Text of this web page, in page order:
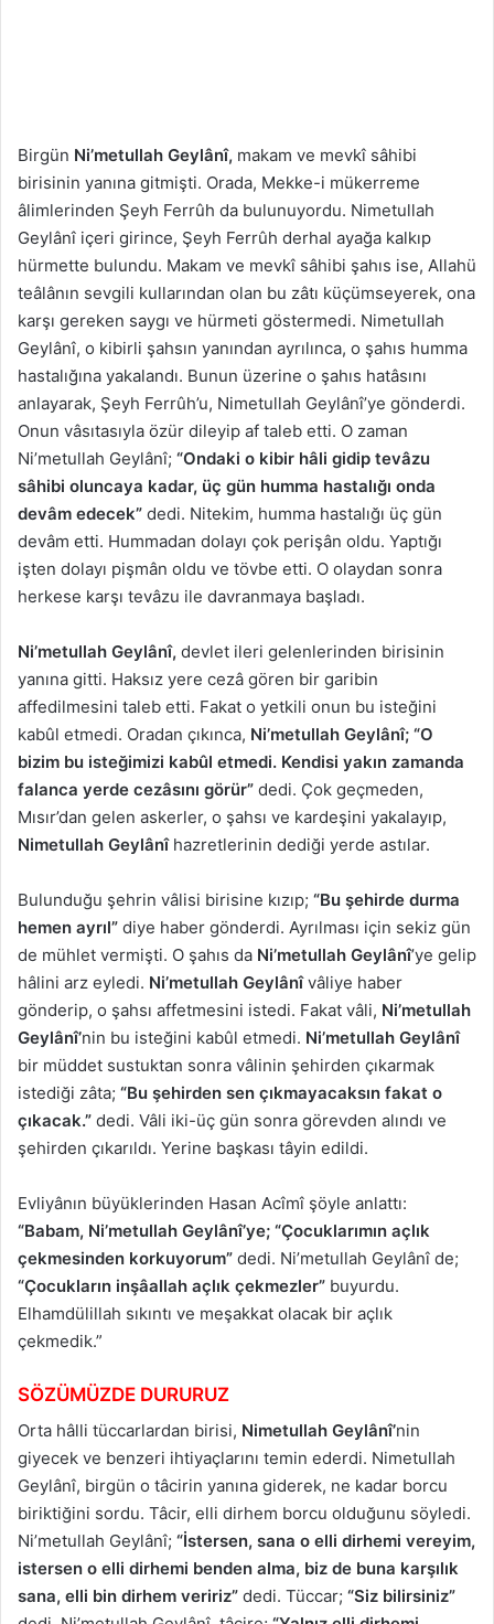
Birgün Ni’metullah Geylânî, makam ve mevkî sâhibi
birisinin yanına gitmişti. Orada, Mekke-i mükerreme
âlimlerinden Şeyh Ferrûh da bulunuyordu. Nimetullah
Geylânî içeri girince, Şeyh Ferrûh derhal ayağa kalkıp
hürmette bulundu. Makam ve mevkî sâhibi şahıs ise, Allahü
teâlânın sevgili kullarından olan bu zâtı küçümseyerek, ona
karşı gereken saygı ve hürmeti göstermedi. Nimetullah
Geylânî, o kibirli şahsın yanından ayrılınca, o şahıs humma
hastalığına yakalandı. Bunun üzerine o şahıs hatâsını
anlayarak, Şeyh Ferrûh’u, Nimetullah Geylânî’ye gönderdi.
Onun vâsıtasıyla özür dileyip af taleb etti. O zaman
Ni’metullah Geylânî; “Ondaki o kibir hâli gidip tevâzu
sâhibi oluncaya kadar, üç gün humma hastalığı onda
devâm edecek” dedi. Nitekim, humma hastalığı üç gün
devâm etti. Hummadan dolayı çok perişân oldu. Yaptığı
işten dolayı pişmân oldu ve tövbe etti. O olaydan sonra
herkese karşı tevâzu ile davranmaya başladı.
Ni’metullah Geylânî, devlet ileri gelenlerinden birisinin
yanına gitti. Haksız yere cezâ gören bir garibin
affedilmesini taleb etti. Fakat o yetkili onun bu isteğini
kabûl etmedi. Oradan çıkınca, Ni’metullah Geylânî; “O
bizim bu isteğimizi kabûl etmedi. Kendisi yakın zamanda
falanca yerde cezâsını görür” dedi. Çok geçmeden,
Mısır’dan gelen askerler, o şahsı ve kardeşini yakalayıp,
Nimetullah Geylânîhazretlerinin dediği yerde astılar.
Bulunduğu şehrin vâlisi birisine kızıp; “Bu şehirde durma
hemen ayrıl” diye haber gönderdi. Ayrılması için sekiz gün
de mühlet vermişti. O şahıs da Ni’metullah Geylânî’ye gelip
hâlini arz eyledi. Ni’metullah Geylânîvâliye haber
gönderip, o şahsı affetmesini istedi. Fakat vâli, Ni’metullah
Geylânî’nin bu isteğini kabûl etmedi. Ni’metullah Geylânî
bir müddet sustuktan sonra vâlinin şehirden çıkarmak
istediği zâta; “Bu şehirden sen çıkmayacaksın fakat o
çıkacak.” dedi. Vâli iki-üç gün sonra görevden alındı ve
şehirden çıkarıldı. Yerine başkası tâyin edildi.
Evliyânın büyüklerinden Hasan Acîmî şöyle anlattı:
“Babam, Ni’metullah Geylânî’ye; “Çocuklarımın açlık
çekmesinden korkuyorum” dedi. Ni’metullah Geylânî de;
“Çocukların inşâallah açlık çekmezler” buyurdu.
Elhamdülillah sıkıntı ve meşakkat olacak bir açlık
çekmedik.”
SÖZÜMÜZDE DURURUZ
Orta hâlli tüccarlardan birisi, Nimetullah Geylânî’nin
giyecek ve benzeri ihtiyaçlarını temin ederdi. Nimetullah
Geylânî, birgün o tâcirin yanına giderek, ne kadar borcu
biriktiğini sordu. Tâcir, elli dirhem borcu olduğunu söyledi.
Ni’metullah Geylânî; “İstersen, sana o elli dirhemi vereyim,
istersen o elli dirhemi benden alma, biz de buna karşılık
sana, elli bin dirhem veririz” dedi. Tüccar; “Siz bilirsiniz”